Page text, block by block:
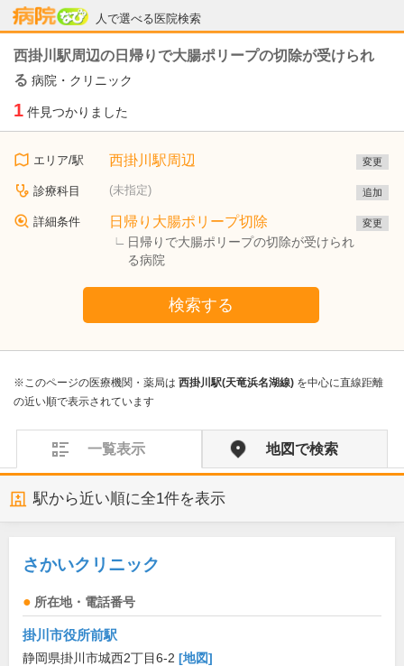
人で選べる医院検索
病院なび
西掛川駅周辺の日帰りで大腸ポリープの切除が受けられ
る 病院・クリニック
1 件見つかりました
エリア/駅 西掛川駅周辺 変更
診療科目 (未指定) 追加
詳細条件 日帰り大腸ポリープ切除
日帰りで大腸ポリープの切除が受けられ
る病院
変更
検索する
※このページの医療機関・薬局は 西掛川駅(天竜浜名湖線) を中心に直線距離
の近い順で表示されています
一覧表示 地図で検索
駅から近い順に全1件を表示
さかいクリニック
所在地・電話番号
掛川市役所前駅
静岡県掛川市城西2丁目6-2 [地図]